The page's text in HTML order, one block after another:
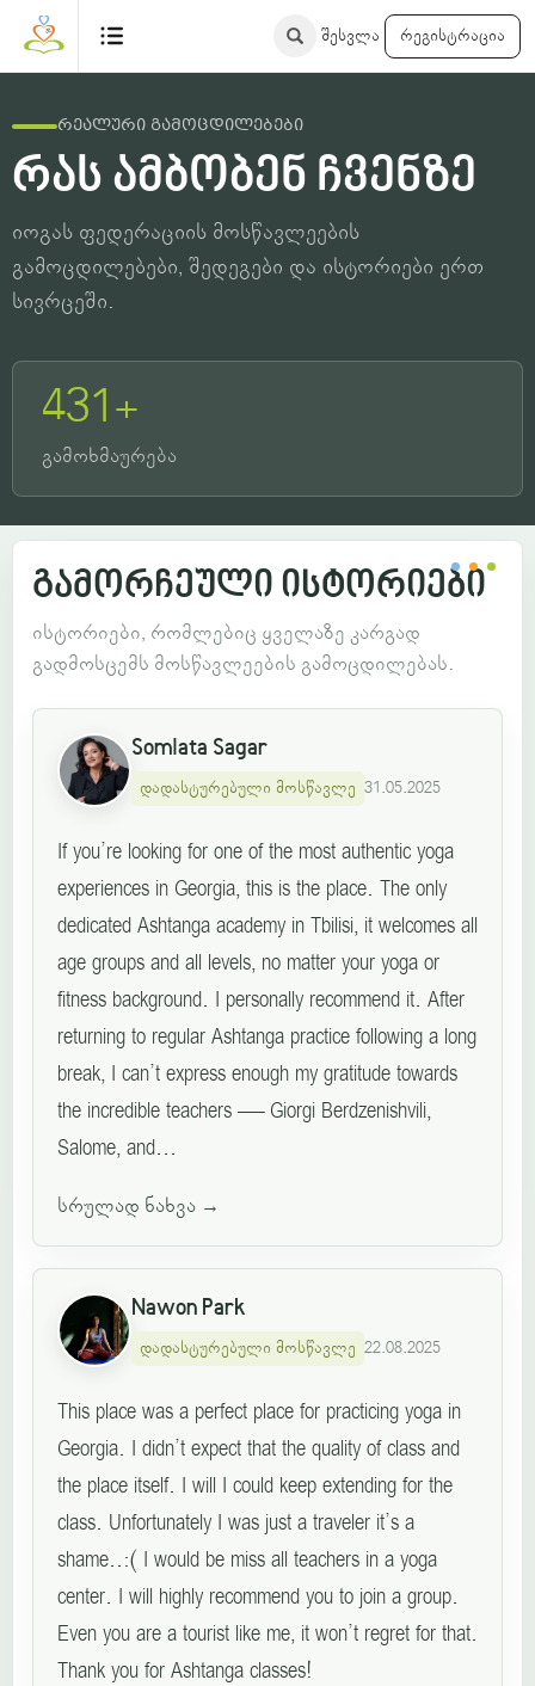
შესვლა რეგისტრაცია
რეალური გამოცდილებები
რას ამბობენ ჩვენზე
იოგას ფედერაციის მოსწავლეების
გამოცდილებები, შედეგები და ისტორიები ერთ
სივრცეში.
431+
გამოხმაურება
გამორჩეული ისტორიები
ისტორიები, რომლებიც ყველაზე კარგად
გადმოსცემს მოსწავლეების გამოცდილებას.
Somlata Sagar
დადასტურებული მოსწავლე 31.05.2025
If you’re looking for one of the most authentic yoga
experiences in Georgia, this is the place. The only
dedicated Ashtanga academy in Tbilisi, it welcomes all
age groups and all levels, no matter your yoga or
fitness background. I personally recommend it. After
returning to regular Ashtanga practice following a long
break, I can’t express enough my gratitude towards
the incredible teachers — Giorgi Berdzenishvili,
Salome, and...
სრულად ნახვა →
Nawon Park
დადასტურებული მოსწავლე 22.08.2025
This place was a perfect place for practicing yoga in
Georgia. I didn’t expect that the quality of class and
the place itself. I will I could keep extending for the
class. Unfortunately I was just a traveler it’s a
shame..:( I would be miss all teachers in a yoga
center. I will highly recommend you to join a group.
Even you are a tourist like me, it won’t regret for that.
Thank you for Ashtanga classes!